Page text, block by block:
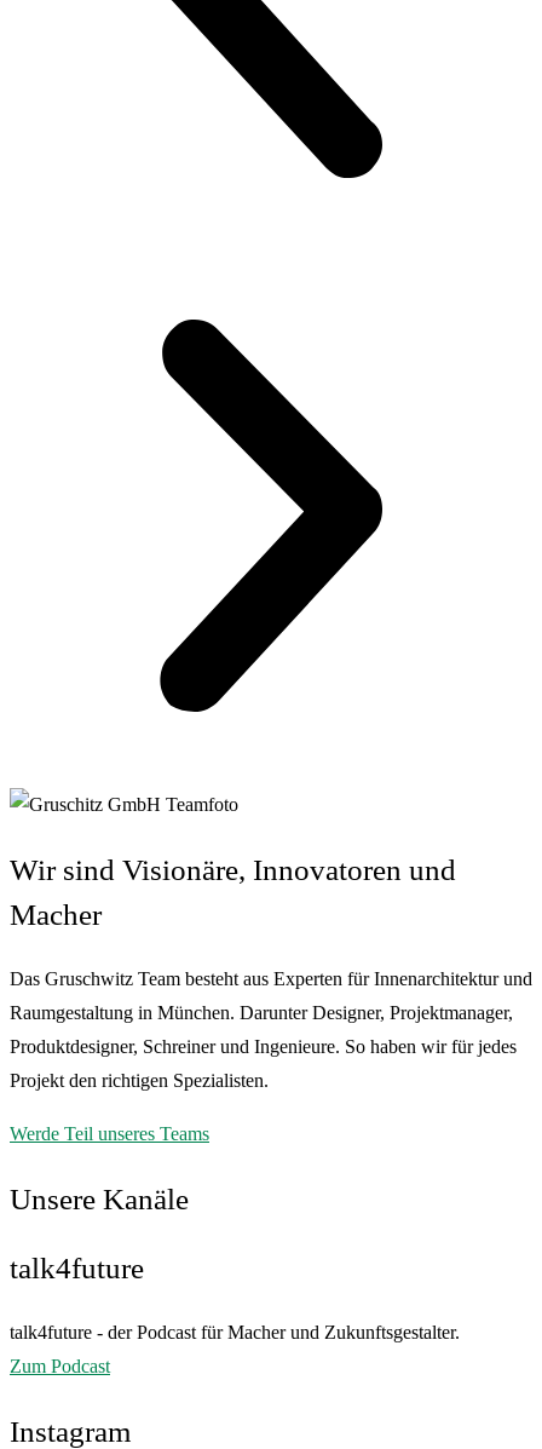
Wir sind Visionäre, Innovatoren und
Macher
Das Gruschwitz Team besteht aus Experten für Innenarchitektur und
Raumgestaltung in München. Darunter Designer, Projektmanager,
Produktdesigner, Schreiner und Ingenieure. So haben wir für jedes
Projekt den richtigen Spezialisten.
Werde Teil unseres Teams
Unsere Kanäle
talk4future
talk4future - der Podcast für Macher und Zukunftsgestalter.
Zum Podcast
Instagram